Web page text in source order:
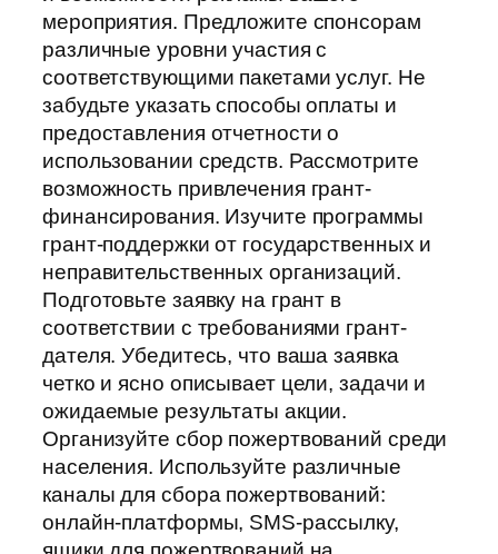
мероприятия. Предложите спонсорам
различные уровни участия с
соответствующими пакетами услуг. Не
забудьте указать способы оплаты и
предоставления отчетности о
использовании средств. Рассмотрите
возможность привлечения грант-
финансирования. Изучите программы
грант-поддержки от государственных и
неправительственных организаций.
Подготовьте заявку на грант в
соответствии с требованиями грант-
дателя. Убедитесь, что ваша заявка
четко и ясно описывает цели, задачи и
ожидаемые результаты акции.
Организуйте сбор пожертвований среди
населения. Используйте различные
каналы для сбора пожертвований:
онлайн-платформы, SMS-рассылку,